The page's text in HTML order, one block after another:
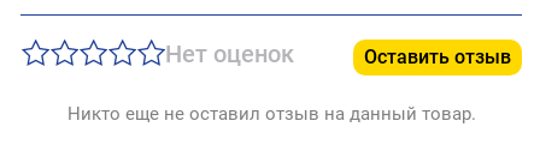
Нет оценок Оставить отзыв
Никто еще не оставил отзыв на данный товар.